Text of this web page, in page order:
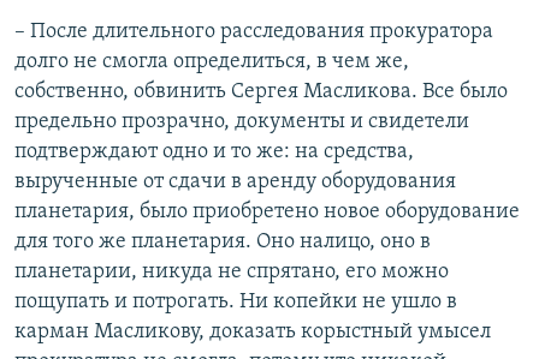
–​ После длительного расследования прокуратора
долго не смогла определиться, в чем же,
собственно, обвинить Сергея Масликова. Все было
предельно прозрачно, документы и свидетели
подтверждают одно и то же: на средства,
вырученные от сдачи в аренду оборудования
планетария, было приобретено новое оборудование
для того же планетария. Оно налицо, оно в
планетарии, никуда не спрятано, его можно
пощупать и потрогать. Ни копейки не ушло в
карман Масликову, доказать корыстный умысел